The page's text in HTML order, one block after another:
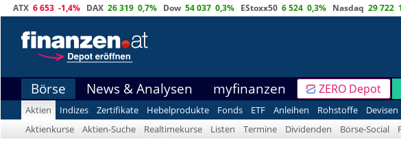
ATX 6 653 -1,4% DAX 26 319 0,7% Dow 54 037 0,3% EStoxx50 6 524 0,3% Nasdaq 29 722
Börse News & Analysen myfinanzen ZERO Depot
Aktien Indizes Zertifikate Hebelprodukte Fonds ETF Anleihen Rohstoffe Devisen
Aktienkurse
Aktien-Suche Realtimekurse Listen Termine Dividenden Börse-Social